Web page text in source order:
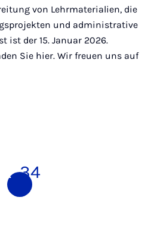
von Lehrmaterialien, die
und administrative
ist der 15. Januar 2026.
Sie hier. Wir freuen uns auf
2 34